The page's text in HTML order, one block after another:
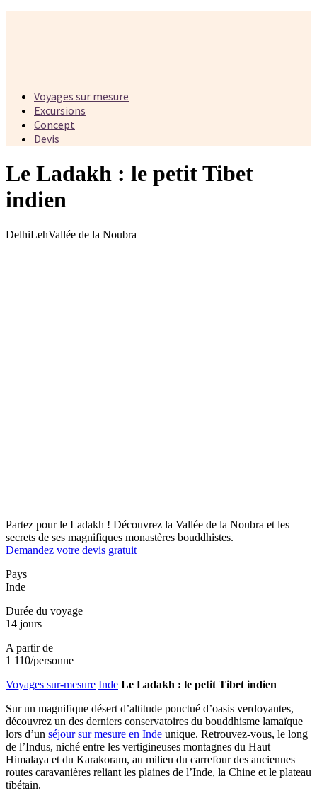
Voyages sur mesure
Excursions
Concept
Devis
Le Ladakh : le petit Tibet
indien
DelhiLehVallée de la Noubra
Partez pour le Ladakh ! Découvrez la Vallée de la Noubra et les
secrets de ses magnifiques monastères bouddhistes.
Demandez votre devis gratuit
Pays
Inde
Durée du voyage
14 jours
A partir de
1 110/personne
Voyages sur-mesure Inde Le Ladakh : le petit Tibet indien
Sur un magnifique désert d’altitude ponctué d’oasis verdoyantes,
découvrez un des derniers conservatoires du bouddhisme lamaïque
lors d’un séjour sur mesure en Inde unique. Retrouvez-vous, le long
de l’Indus, niché entre les vertigineuses montagnes du Haut
Himalaya et du Karakoram, au milieu du carrefour des anciennes
routes caravanières reliant les plaines de l’Inde, la Chine et le plateau
tibétain.